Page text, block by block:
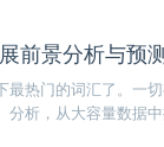
前景分析与预测
最热门的词汇了。一
分析，从大容量数据